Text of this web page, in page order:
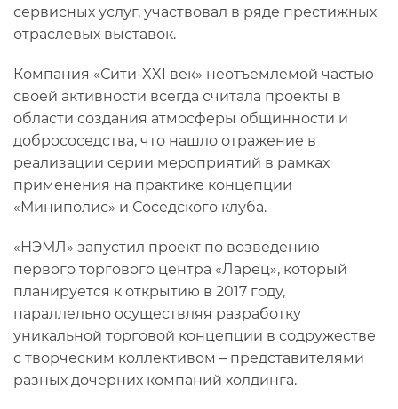
сервисных услуг, участвовал в ряде престижных
отраслевых выставок.
Компания «Сити-XXI век» неотъемлемой частью
своей активности всегда считала проекты в
области создания атмосферы общинности и
добрососедства, что нашло отражение в
реализации серии мероприятий в рамках
применения на практике концепции
«Миниполис» и Соседского клуба.
«НЭМЛ» запустил проект по возведению
первого торгового центра «Ларец», который
планируется к открытию в 2017 году,
параллельно осуществляя разработку
уникальной торговой концепции в содружестве
с творческим коллективом – представителями
разных дочерних компаний холдинга.